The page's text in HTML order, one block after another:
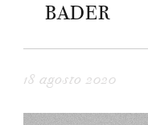
BADER
18 agosto 2020